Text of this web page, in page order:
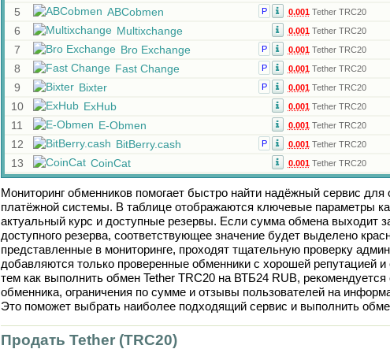
5 ABCobmen Р 0.001Tether TRC20
6 Multixchange 0.001Tether TRC20
7 Bro Exchange Р 0.001Tether TRC20
8 Fast Change Р 0.001Tether TRC20
9 Bixter Р 0.001Tether TRC20
10 ExHub 0.001Tether TRC20
11 E-Obmen 0.001Tether TRC20
12 BitBerry.cash Р 0.001Tether TRC20
13 CoinCat 0.001Tether TRC20
Мониторинг обменников помогает быстро найти надёжный сервис для
платёжной системы. В таблице отображаются ключевые параметры
актуальный курс и доступные резервы. Если сумма обмена выходит
доступного резерва, соответствующее значение будет выделено
представленные в мониторинге, проходят тщательную проверку
добавляются только проверенные обменники с хорошей репутацией
тем как выполнить обмен Tether TRC20на ВТБ24 RUB, рекомендуется
обменника, ограничения по сумме и отзывы пользователей на
Это поможет выбрать наиболее подходящий сервис и выполнить
Продать Tether (TRC20)